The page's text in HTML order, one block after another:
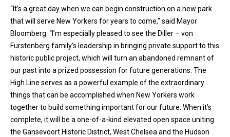
“It’s a great day when we can begin construction on a new park
that will serve New Yorkers for years to come,” said Mayor
Bloomberg. “I’m especially pleased to see the Diller – von
Furstenberg family’s leadership in bringing private support to this
historic public project, which will turn an abandoned remnant of
our past into a prized possession for future generations. The
High Line serves as a powerful example of the extraordinary
things that can be accomplished when New Yorkers work
together to build something important for our future. When it’s
complete, it will be a one-of-a-kind elevated open space uniting
the Gansevoort Historic District, West Chelsea and the Hudson